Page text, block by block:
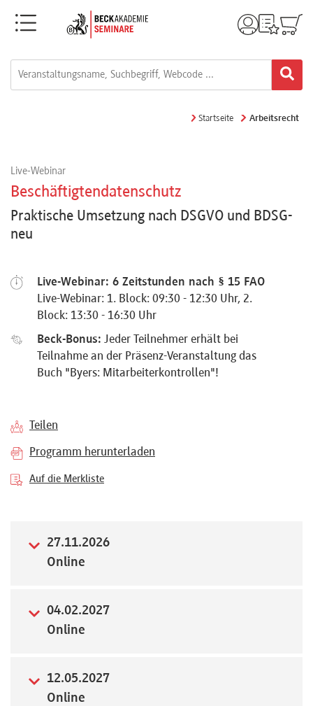
Menü
Learnings
Preisvorteile
Startseite Arbeitsrecht
Live-Webinar
Beschäftigtendatenschutz
Praktische Umsetzung nach DSGVO und BDSG-
neu
Live-Webinar: 6 Zeitstunden nach § 15 FAO
Live-Webinar: 1. Block: 09:30 - 12:30 Uhr, 2.
Block: 13:30 - 16:30 Uhr
Beck-Bonus: Jeder Teilnehmer erhält bei
Teilnahme an der Präsenz-Veranstaltung das
Buch "Byers: Mitarbeiterkontrollen"!
Teilen
Programm herunterladen
Auf die Merkliste
27.11.2026
Online
04.02.2027
Online
12.05.2027
Online